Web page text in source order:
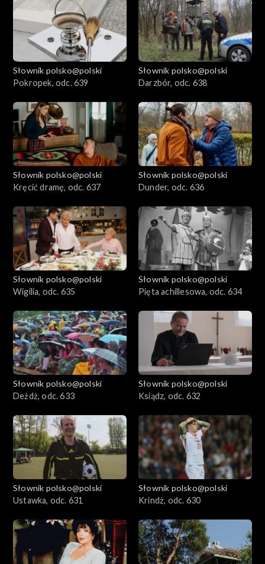
Słownik polsko@polski
Pokropek, odc. 639
Słownik polsko@polski
Darzbór, odc. 638
Słownik polsko@polski
Kręcić dramę, odc. 637
Słownik polsko@polski
Dunder, odc. 636
Słownik polsko@polski
Wigilia, odc. 635
Słownik polsko@polski
Pięta achillesowa, odc. 634
Słownik polsko@polski
Deżdż, odc. 633
Słownik polsko@polski
Ksiądz, odc. 632
Słownik polsko@polski
Ustawka, odc. 631
Słownik polsko@polski
Krindż, odc. 630